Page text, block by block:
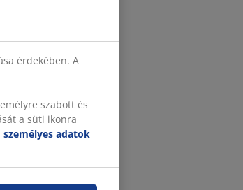
érdekében. A
szabott és
a süti ikonra
személyes adatok